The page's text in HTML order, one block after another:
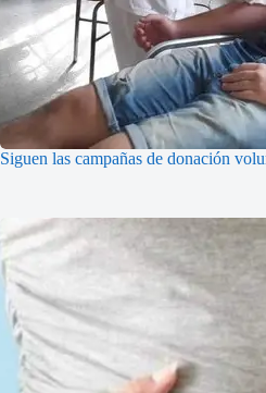
Siguen las campañas de donación